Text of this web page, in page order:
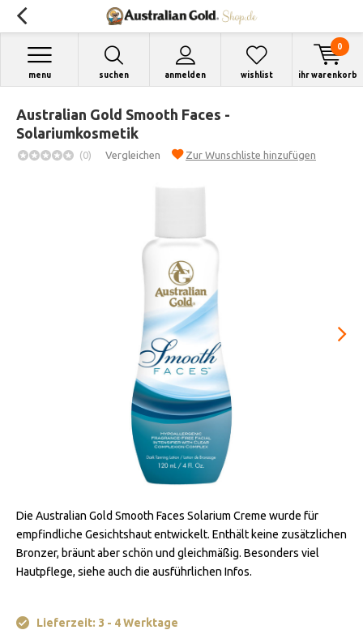
suchen anmelden
menu wishlist ihr warenkorb
0
Australian Gold Smooth Faces -
Solariumkosmetik
(0) Vergleichen Zur Wunschliste hinzufügen
Die Australian Gold Smooth Faces Solarium Creme wurde für
empfindliche Gesichtshaut entwickelt. Enthält keine zusätzlichen
Bronzer, bräunt aber schön und gleichmäßig. Besonders viel
Hautpflege, siehe auch die ausführlichen Infos.
Lieferzeit: 3 - 4 Werktage